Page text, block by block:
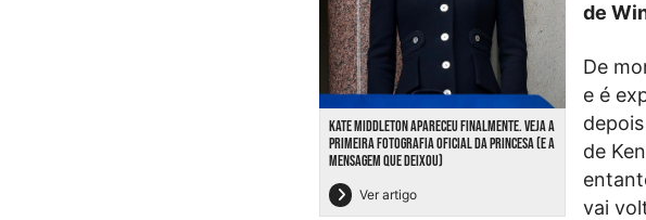
KATE MIDDLETON APARECEU FINALMENTE. VEJA A
PRIMEIRA FOTOGRAFIA OFICIAL DA PRINCESA (E A
MENSAGEM QUE DEIXOU)
Ver artigo
de
De
e é
de
vai